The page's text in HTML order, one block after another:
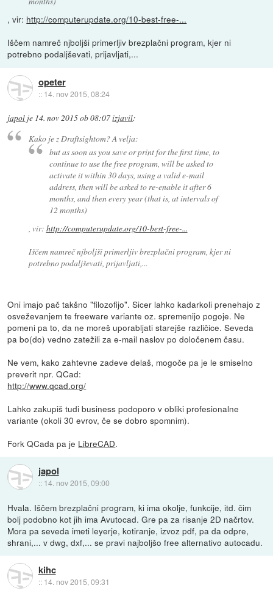
, vir: http://computerupdate.org/10-best-free-...
Iščem namreč njboljši primerljiv brezplačni program, kjer ni
potrebno podaljševati, prijavljati,...
opeter
:: 14. nov 2015, 08:24
japol je 14. nov 2015 ob 08:07izjavil:
Kako je z Draftsightom? A velja:
but as soon as you save or print for the first time, to
continue to use the free program, will be asked to
activate it within 30 days, using a valid e-mail
address, then will be asked to re-enable it after 6
months, and then every year (that is, at intervals of
12 months)
, vir: http://computerupdate.org/10-best-free-...
Iščem namreč njboljši primerljiv brezplačni program, kjer ni
potrebno podaljševati, prijavljati,...
Oni imajo pač takšno "filozofijo". Sicer lahko kadarkoli prenehajo z
osveževanjem te freeware variante oz. spremenijo pogoje. Ne
pomeni pa to, da ne moreš uporabljati starejše različice. Seveda
pa bo(do) vedno zatežili za e-mail naslov po določenem času.
Ne vem, kako zahtevne zadeve delaš, mogoče pa je le smiselno
preverit npr. QCad:
http://www.qcad.org/
Lahko zakupiš tudi business podoporo v obliki profesionalne
variante (okoli 30 evrov, če se dobro spomnim).
Fork QCada pa je LibreCAD.
japol
:: 14. nov 2015, 09:00
Hvala. Iščem brezplačni program, ki ima okolje, funkcije, itd. čim
bolj podobno kot jih ima Avutocad. Gre pa za risanje 2D načrtov.
Mora pa seveda imeti leyerje, kotiranje, izvoz pdf, pa da odpre,
shrani,... v dwg, dxf,... se pravi najboljšo free alternativo autocadu.
kihc
:: 14. nov 2015, 09:31